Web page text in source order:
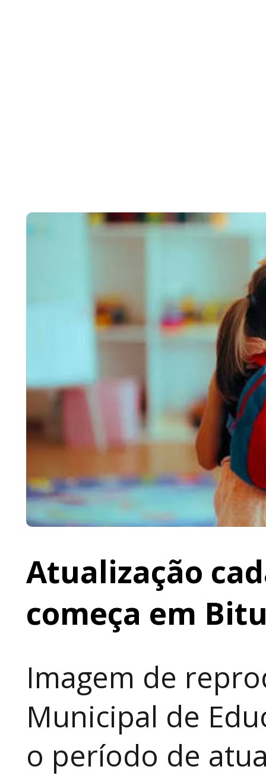
Atualização
começa em
Imagem de
Municipal de
o período de